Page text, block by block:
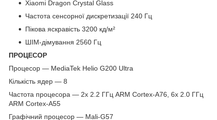
Xiaomi Dragon Crystal Glass
Частота сенсорної дискретизації 240 Гц
Пікова яскравість 3200 кд/м²
ШІМ-дімування 2560 Гц
ПРОЦЕСОР
Процесор — MediaTek Helio G200 Ultra
Кількість ядер — 8
Частота процесора — 2x 2.2 ГГц ARM Cortex-A76, 6x 2.0 ГГц
ARM Cortex-A55
Графічний процесор — Mali-G57